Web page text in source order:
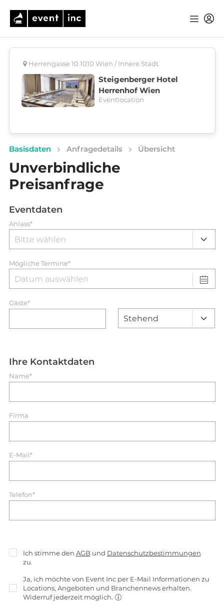
Herrengasse 10 1010 Wien / Innere Stadt
Steigenberger Hotel
Herrenhof Wien
Eventlocation
Basisdaten Anfragedetails Übersicht
Unverbindliche
Preisanfrage
Eventdaten
Anlass*
Mögliche Termine*
Gäste*
Ihre Kontaktdaten
Name*
Firma
E-Mail*
Telefon*
Ich stimme den AGB und Datenschutzbestimmungen
zu.
Ja, ich möchte von Event Inc per E-Mail Informationen zu
Locations, Angeboten und Branchennews erhalten.
Widerruf jederzeit möglich.